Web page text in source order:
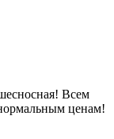
Всем
ценам!